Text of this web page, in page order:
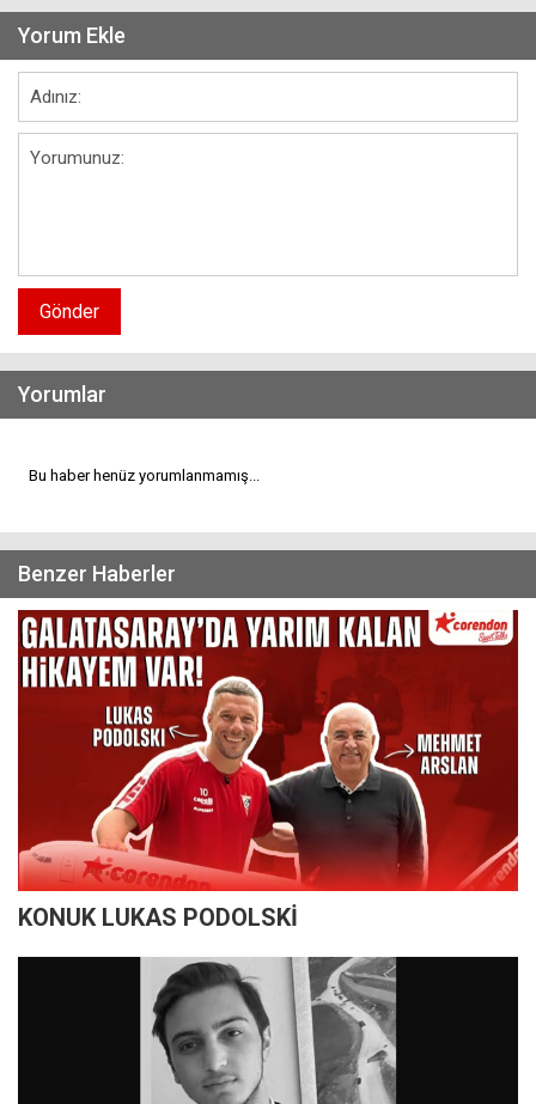
Yorum Ekle
Gönder
Yorumlar
Bu haber henüz yorumlanmamış...
Benzer Haberler
KONUK LUKAS PODOLSKİ